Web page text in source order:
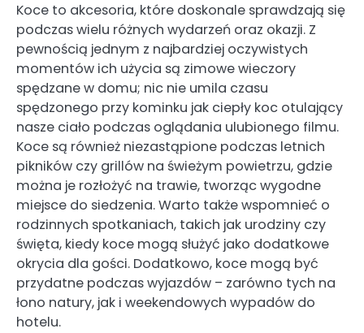
Koce to akcesoria, które doskonale sprawdzają się
podczas wielu różnych wydarzeń oraz okazji. Z
pewnością jednym z najbardziej oczywistych
momentów ich użycia są zimowe wieczory
spędzane w domu; nic nie umila czasu
spędzonego przy kominku jak ciepły koc otulający
nasze ciało podczas oglądania ulubionego filmu.
Koce są również niezastąpione podczas letnich
pikników czy grillów na świeżym powietrzu, gdzie
można je rozłożyć na trawie, tworząc wygodne
miejsce do siedzenia. Warto także wspomnieć o
rodzinnych spotkaniach, takich jak urodziny czy
święta, kiedy koce mogą służyć jako dodatkowe
okrycia dla gości. Dodatkowo, koce mogą być
przydatne podczas wyjazdów – zarówno tych na
łono natury, jak i weekendowych wypadów do
hotelu.